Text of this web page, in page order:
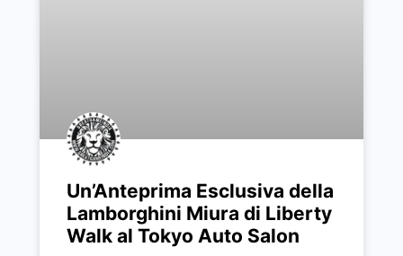
Un’Anteprima Esclusiva della
Lamborghini Miura di Liberty
Walk al Tokyo Auto Salon